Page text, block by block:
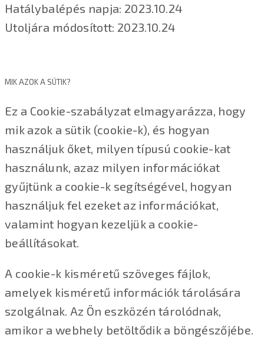
Hatálybalépés napja: 2023.10.24
Utoljára módosított: 2023.10.24
MIK AZOK A SÜTIK?
Ez a Cookie-szabályzat elmagyarázza, hogy
mik azok a sütik (cookie-k), és hogyan
használjuk őket, milyen típusú cookie-kat
használunk, azaz milyen információkat
gyűjtünk a cookie-k segítségével, hogyan
használjuk fel ezeket az információkat,
valamint hogyan kezeljük a cookie-
beállításokat.
A cookie-k kisméretű szöveges fájlok,
amelyek kisméretű információk tárolására
szolgálnak. Az Ön eszközén tárolódnak,
amikor a webhely betöltődik a böngészőjébe.